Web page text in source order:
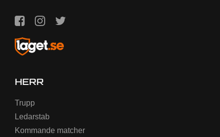
HERR
Trupp
Ledarstab
Kommande matcher